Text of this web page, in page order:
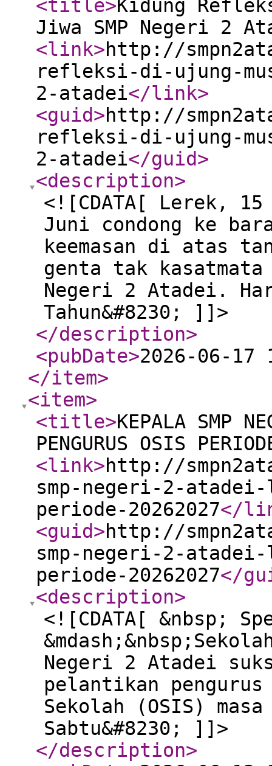
<title>Kidung
Jiwa SMP Negeri 2
<link>http://
refleksi-di-ujung-
2-atadei</link>
<guid>http://
refleksi-di-ujung-
2-atadei</guid>
<description>
<![CDATA[ Lerek,
Juni condong ke
keemasan di atas
genta tak
Negeri 2 Atadei.
Tahun&#8230; ]]>
</description>
<pubDate>2026-06-17
</item>
<item>
<title>KEPALA SMP
PENGURUS OSIS
<link>http://
smp-negeri-2-
periode-20262027</
<guid>http://
smp-negeri-2-
periode-20262027</
<description>
<![CDATA[ &nbsp;
Negeri 2 Atadei
pelantikan
Sekolah (OSIS)
Sabtu&#8230; ]]>
</description>